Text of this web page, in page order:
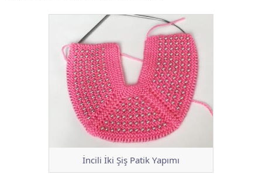
İncili İki Şiş Patik Yapımı